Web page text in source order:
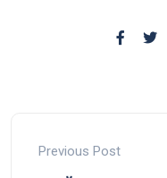
Previous Post